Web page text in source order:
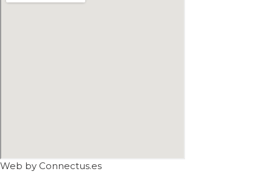
Web by Connectus.es